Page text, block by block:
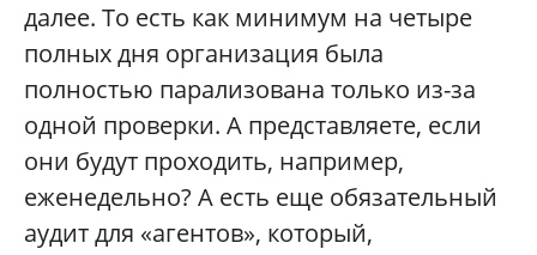
далее. То есть как минимум на четыре
полных дня организация была
полностью парализована только из-за
одной проверки. А представляете, если
они будут проходить, например,
еженедельно? А есть еще обязательный
аудит для «агентов», который,